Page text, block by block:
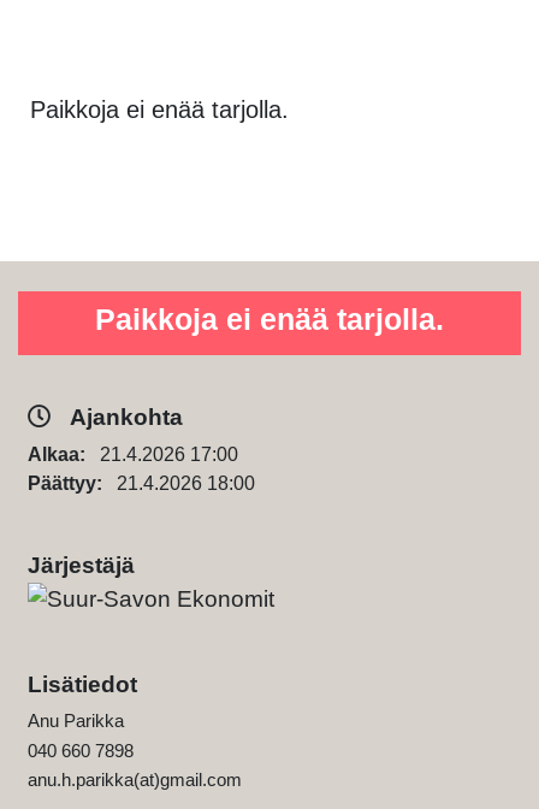
Paikkoja ei enää tarjolla.
Paikkoja ei enää tarjolla.
Ajankohta
Alkaa: 21.4.2026 17:00
Päättyy: 21.4.2026 18:00
Järjestäjä
Lisätiedot
Anu Parikka
040 660 7898
anu.h.parikka(at)gmail.com